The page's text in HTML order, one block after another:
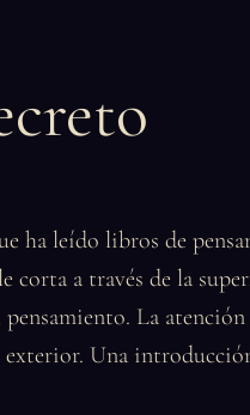
ha leído libros de
corta a través de la
La atención
exterior. Una